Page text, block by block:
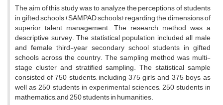
The aim of this study was to analyze the perceptions of students
in gifted schools (SAMPAD schools) regarding the dimensions of
superior talent management. The research method was a
descriptive survey. The statistical population included all male
and female third-year secondary school students in gifted
schools across the country. The sampling method was multi-
stage cluster and stratified sampling. The statistical sample
consisted of 750 students, including 375 girls and 375 boys, as
well as 250 students in experimental sciences, 250 students in
mathematics, and 250 students in humanities.